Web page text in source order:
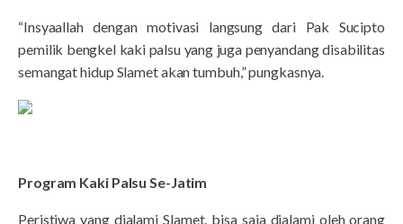
“Insyaallah dengan motivasi langsung dari Pak Sucipto
pemilik bengkel kaki palsu yang juga penyandang disabilitas
semangat hidup Slamet akan tumbuh,” pungkasnya.
Program Kaki Palsu Se-Jatim
Peristiwa yang dialami Slamet, bisa saja dialami oleh orang